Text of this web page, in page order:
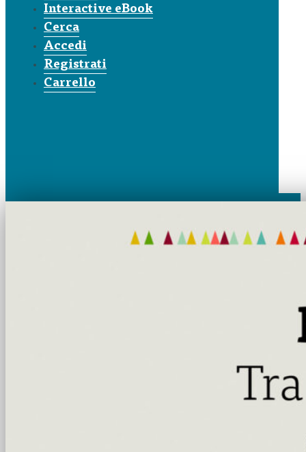
Interactive eBook
Cerca
Accedi
Registrati
Carrello